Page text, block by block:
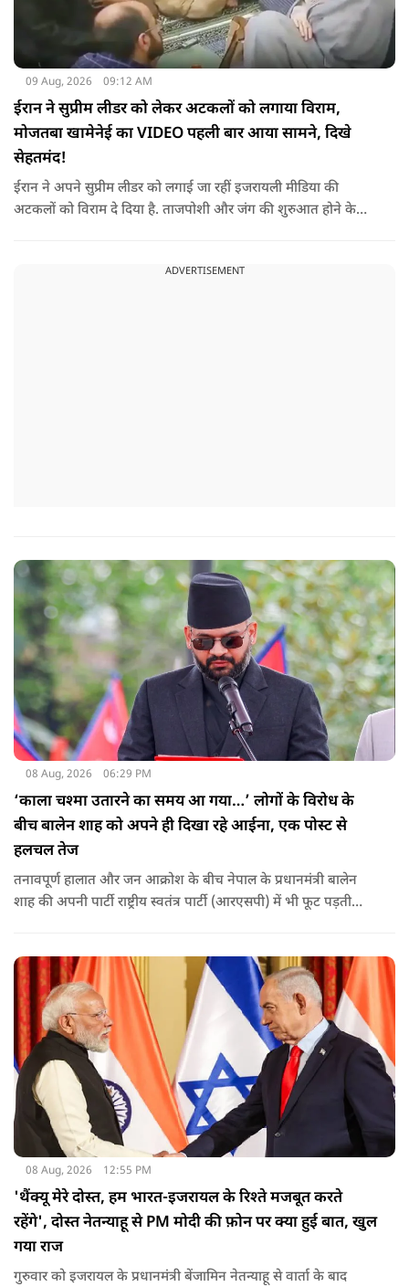
09 Aug, 2026 09:12 AM
ईरान ने सुप्रीम लीडर को लेकर अटकलों को लगाया विराम,
मोजतबा खामेनेई का VIDEO पहली बार आया सामने, दिखे
सेहतमंद!
ईरान ने अपने सुप्रीम लीडर को लगाई जा रहीं इजरायली मीडिया की
अटकलों को विराम दे दिया है. ताजपोशी और जंग की शुरुआत होने के
ADVERTISEMENT
08 Aug, 2026 06:29 PM
‘काला चश्मा उतारने का समय आ गया…’ लोगों के विरोध के
बीच बालेन शाह को अपने ही दिखा रहे आईना, एक पोस्ट से
हलचल तेज
तनावपूर्ण हालात और जन आक्रोश के बीच नेपाल के प्रधानमंत्री बालेन
शाह की अपनी पार्टी राष्ट्रीय स्वतंत्र पार्टी (आरएसपी) में भी फूट पड़ती
08 Aug, 2026 12:55 PM
'थैंक्यू मेरे दोस्त, हम भारत-इजरायल के रिश्ते मजबूत करते
रहेंगे', दोस्त नेतन्याहू से PM मोदी की फ़ोन पर क्या हुई बात, खुल
गया राज
गुरुवार को इजरायल के प्रधानमंत्री बेंजामिन नेतन्याहू से वार्ता के बाद